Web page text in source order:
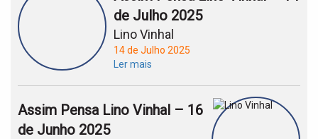
de Julho 2025
Lino Vinhal
14 de Julho 2025
Ler mais
Assim Pensa Lino Vinhal – 16
de Junho 2025